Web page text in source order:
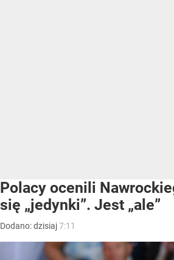
Polacy ocenili
się „jedynki”. Jest „ale”
Dodano:dzisiaj7:11